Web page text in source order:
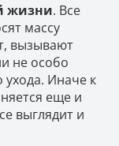
жизни. Все
массу
вызывают
не особо
ухода. Иначе к
еще и
выглядит и